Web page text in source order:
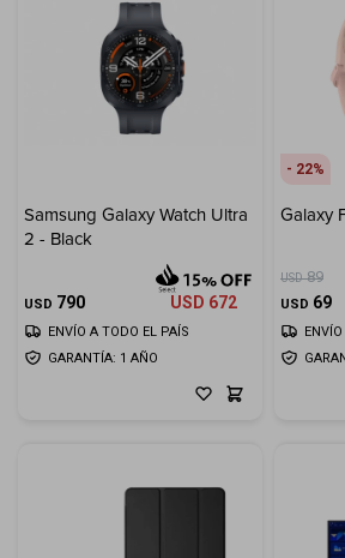
Samsung Galaxy Watch Ultra
2 - Black
USD 790 USD 672
GARANTÍA: 1 AÑO
ENVÍO A TODO EL PAÍS
22
Galaxy
USD 89
USD 69